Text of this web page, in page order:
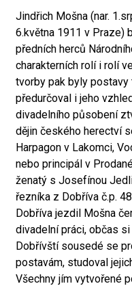
Jindřich Mošna (nar.
6.května 1911 v Praze)
předních herců
charakterních rolí i rolí
tvorby pak byly postavy
předurčoval i jeho
divadelního působení
dějin českého herectví
Harpagon v Lakomci,
nebo principál v
ženatý s Josefínou
řezníka z Dobříva č.p.
Dobříva jezdil Mošna
divadelní práci, občas
Dobřívští sousedé se
postavám, studoval
Všechny jím vytvořené